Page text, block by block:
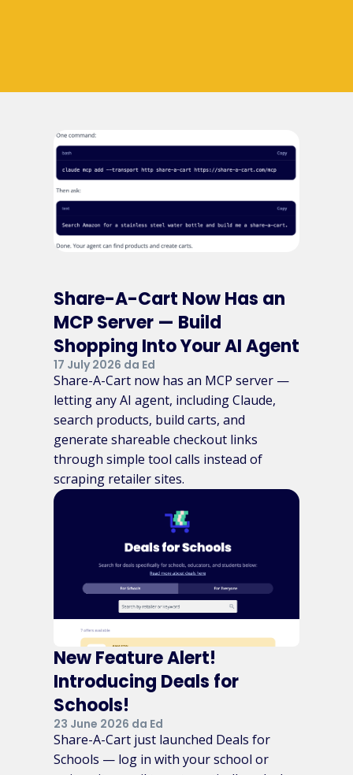
Share-A-Cart Now Has an
MCP Server — Build
Shopping Into Your AI Agent
17 July 2026 da Ed
Share-A-Cart now has an MCP server —
letting any AI agent, including Claude,
search products, build carts, and
generate shareable checkout links
through simple tool calls instead of
scraping retailer sites.
New Feature Alert!
Introducing Deals for
Schools!
23 June 2026 da Ed
Share-A-Cart just launched Deals for
Schools — log in with your school or